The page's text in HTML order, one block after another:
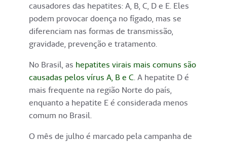
causadores das hepatites: A, B, C, D e E. Eles
podem provocar doença no fígado, mas se
diferenciam nas formas de transmissão,
gravidade, prevenção e tratamento.
No Brasil, as hepatites virais mais comuns são
causadas pelos vírus A, B e C. A hepatite D é
mais frequente na região Norte do país,
enquanto a hepatite E é considerada menos
comum no Brasil.
O mês de julho é marcado pela campanha de